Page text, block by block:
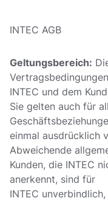
INTEC AGB
Geltungsbereich:
INTEC und dem
Sie gelten auch für
einmal ausdrücklich
Abweichende
Kunden, die INTEC
anerkennt, sind für
INTEC